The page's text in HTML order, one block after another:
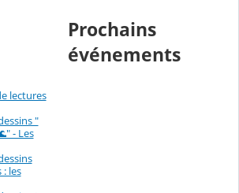
lectures
"
- Les
les
Prochains
événements